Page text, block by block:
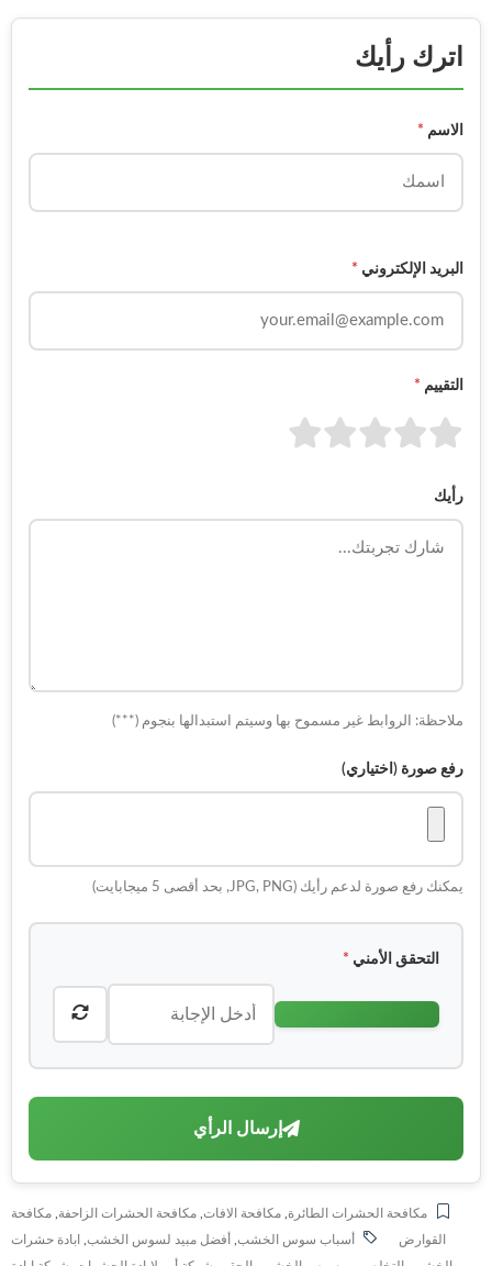
اترك رأيك
الاسم *
البريد الإلكتروني *
التقييم *
رأيك
ملاحظة: الروابط غير مسموح بها وسيتم استبدالها بنجوم (***)
رفع صورة (اختياري)
يمكنك رفع صورة لدعم رأيك (JPG, PNG, بحد أقصى 5 ميجابايت)
التحقق الأمني *
إرسال الرأي
مكافحة الحشرات الطائرة مكافحة الافات مكافحة الحشرات الزاحفة مكافحة
القوارض
أسباب سوس الخشب أفضل مبيد لسوس الخشب
ابادة حشرات